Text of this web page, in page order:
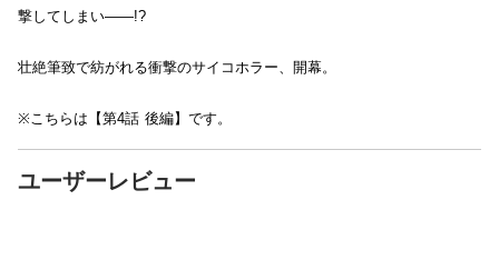
撃してしまい――!?
壮絶筆致で紡がれる衝撃のサイコホラー、開幕。
※こちらは【第4話 後編】です。
ユーザーレビュー